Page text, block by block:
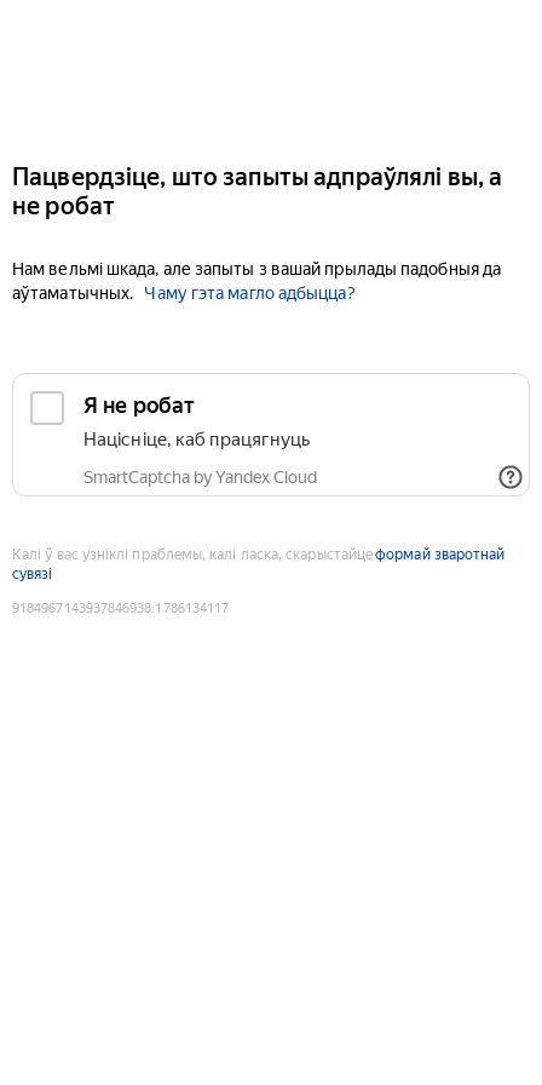
Пацвердзіце, што запыты адпраўлялі вы, а
не робат
Нам вельмі шкада, але запыты з вашай прылады падобныя да
аўтаматычных.
Чаму гэта магло адбыцца?
Я не робат
Націсніце, каб працягнуць
SmartCaptcha by Yandex Cloud
Калі ў вас узніклі праблемы, калі ласка, скарыстайцеформай зваротнай
сувязі
9184967143937846938:1786134117